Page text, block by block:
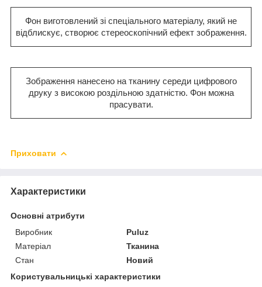
Фон виготовлений зі спеціального матеріалу, який не
відблискує, створює стереоскопічний ефект зображення.
Зображення нанесено на тканину середи цифрового
друку з високою роздільною здатністю. Фон можна
прасувати.
Приховати
Характеристики
Основні атрибути
Виробник
Puluz
Матеріал
Тканина
Стан
Новий
Користувальницькі характеристики